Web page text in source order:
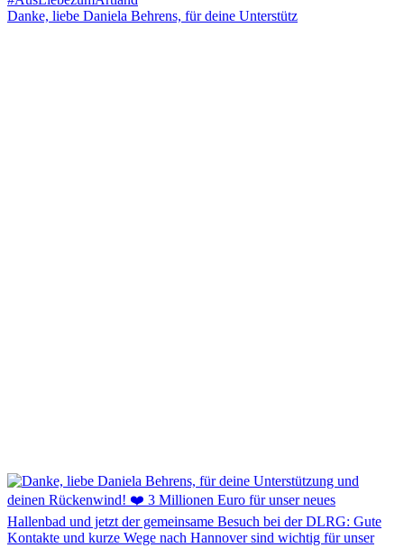
Danke, liebe Daniela Behrens, für deine Unterstütz